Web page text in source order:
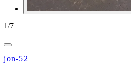
1/7
jon-52